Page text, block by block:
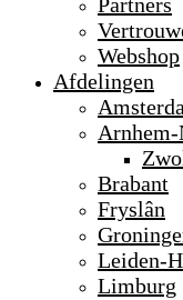
Webshop
Afdelingen
Brabant
Fryslân
Leiden-
Limburg